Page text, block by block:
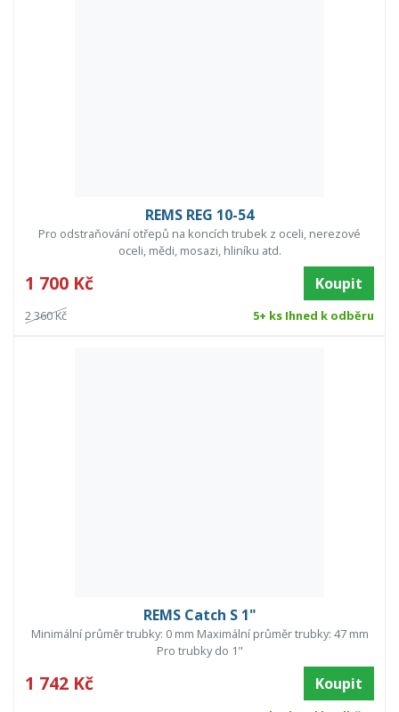
REMS REG 10-54
Pro odstraňování otřepů na koncích trubek z oceli, nerezové
oceli, mědi, mosazi, hliníku atd.
1 700 Kč Koupit
2 360 Kč 5+ ks Ihned k odběru
REMS Catch S 1"
Minimální průměr trubky: 0 mm Maximální průměr trubky: 47 mm
Pro trubky do 1"
1 742 Kč Koupit